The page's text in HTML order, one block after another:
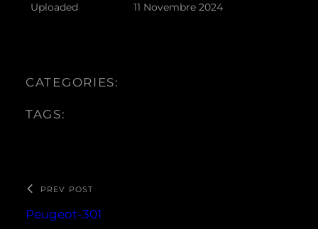
Uploaded 11 Novembre 2024
CATEGORIES:
TAGS:
PREV POST
Peugeot-301